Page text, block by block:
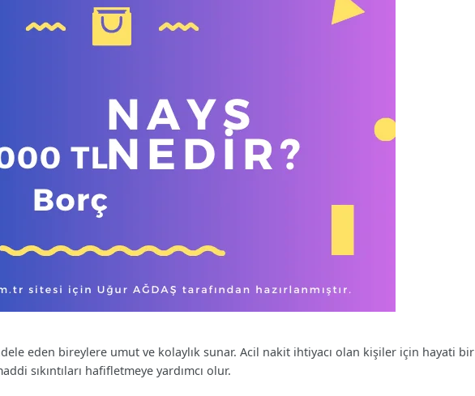
eden bireylere umut ve kolaylık sunar. Acil nakit ihtiyacı olan kişiler için hayati bir
sıkıntıları hafifletmeye yardımcı olur.